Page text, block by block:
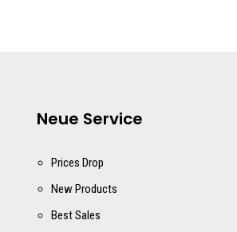
Neue Service
Prices Drop
New Products
Best Sales